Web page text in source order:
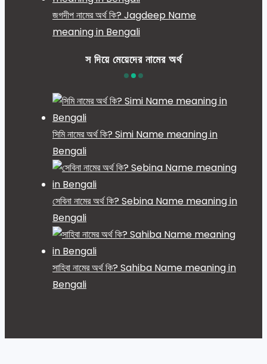
জগদীপ নামের অর্থ কি? Jagdeep Name
meaning in Bengali
স দিয়ে মেয়েদের নামের অর্থ
সিমি নামের অর্থ কি? Simi Name meaning in
Bengali
সেবিনা নামের অর্থ কি? Sebina Name meaning in
Bengali
সাহিবা নামের অর্থ কি? Sahiba Name meaning in
Bengali